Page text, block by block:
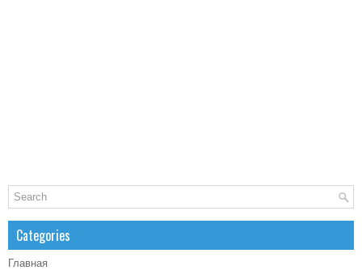
Categories
Главная